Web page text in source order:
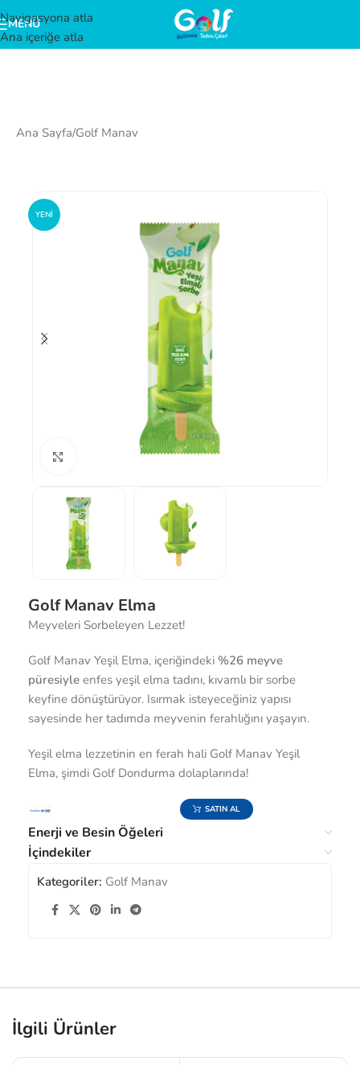
Navigasyona atla
Ana içeriğe atla
MENÜ
Ana Sayfa/Golf Manav
YENI
Büyütmek için tıklayın
Golf Manav Elma
Meyveleri Sorbeleyen Lezzet!
Golf Manav Yeşil Elma, içeriğindeki %26 meyve
püresiyle enfes yeşil elma tadını, kıvamlı bir sorbe
keyfine dönüştürüyor. Isırmak isteyeceğiniz yapısı
sayesinde her tadımda meyvenin ferahlığını yaşayın.
Yeşil elma lezzetinin en ferah hali Golf Manav Yeşil
Elma, şimdi Golf Dondurma dolaplarında!
SATIN AL
Enerji ve Besin Öğeleri
İçindekiler
Kategoriler: Golf Manav
İlgili Ürünler